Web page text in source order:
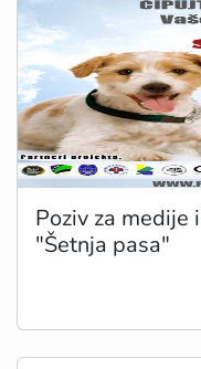
Poziv za medije
"Šetnja pasa"